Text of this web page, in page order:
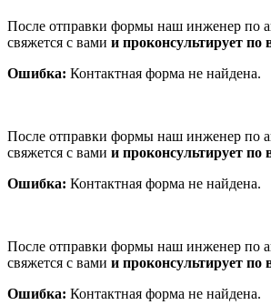
После отправки формы наш инженер по
свяжется с вами и проконсультирует по
Ошибка: Контактная форма не найдена.
После отправки формы наш инженер по
свяжется с вами и проконсультирует по
Ошибка: Контактная форма не найдена.
После отправки формы наш инженер по
свяжется с вами и проконсультирует по
Ошибка: Контактная форма не найдена.